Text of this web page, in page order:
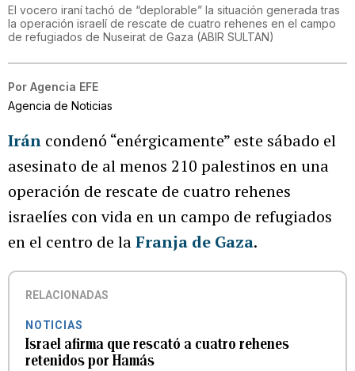
El vocero iraní tachó de “deplorable” la situación generada tras
la operación israelí de rescate de cuatro rehenes en el campo
de refugiados de Nuseirat de Gaza (ABIR SULTAN)
Por Agencia EFE
Agencia de Noticias
Irán condenó “enérgicamente” este sábado el
asesinato de al menos 210 palestinos en una
operación de rescate de cuatro rehenes
israelíes con vida en un campo de refugiados
en el centro de laFranja de Gaza.
RELACIONADAS
NOTICIAS
Israel afirma que rescató a cuatro rehenes
retenidos por Hamás